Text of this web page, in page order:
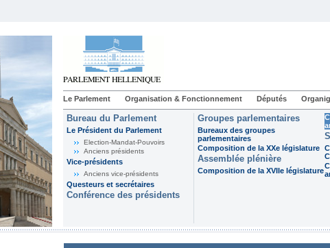
Le Parlement Organisation & Fonctionnement Députés
Bureau du Parlement
Le Président du Parlement
Election-Mandat-Pouvoirs
Anciens présidents
Vice-présidents
Anciens vice-présidents
Questeurs et secrétaires
Conférence des présidents
Groupes parlementaires
Bureaux des groupes
parlementaires
Composition de la XXe législature
Assemblée plénière
Composition de la XVIIe législature
C